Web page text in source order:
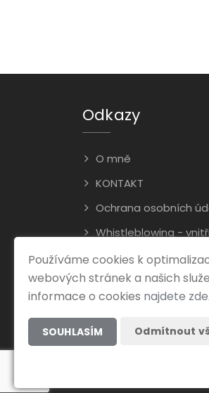
Odkazy
O mně
KONTAKT
Ochrana osobních
Whistleblowing -
systém
Používáme cookies k
webových stránek a našich
informace o cookies najdete zde
SOUHLASÍM Odmítnout